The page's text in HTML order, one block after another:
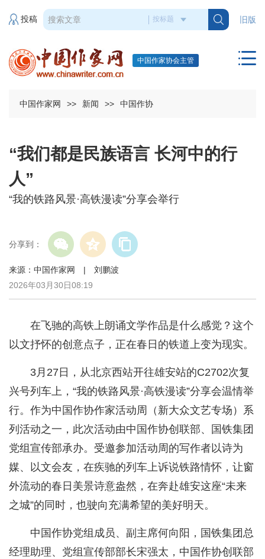
旧版
投稿
中国作家协会主管
中国作家网 >> 新闻 >> 中国作协
“我们都是民族语言 长河中的行
人”
“我的铁路风景·高铁漫读”分享会举行
分享到：
来源：中国作家网 | 刘鹏波
2026年03月30日08:19
在飞驰的高铁上朗诵文学作品是什么感觉？这个
以文抒怀的创意点子，正在春日的铁道上变为现实。
3月27日，从北京西站开往雄安站的C2702次复
兴号列车上，“我的铁路风景·高铁漫读”分享会温情举
行。作为中国作协作家活动周（新大众文艺专场）系
列活动之一，此次活动由中国作协创联部、国铁集团
党组宣传部承办。受邀参加活动周的写作者以诗为
媒、以文会友，在疾驰的列车上诉说铁路情怀，让窗
外流动的春日美景诗意盎然，在奔赴雄安这座“未来
之城”的同时，也驶向充满希望的美好明天。
中国作协党组成员、副主席何向阳，国铁集团总
经理助理、党组宣传部部长宋强太，中国作协创联部